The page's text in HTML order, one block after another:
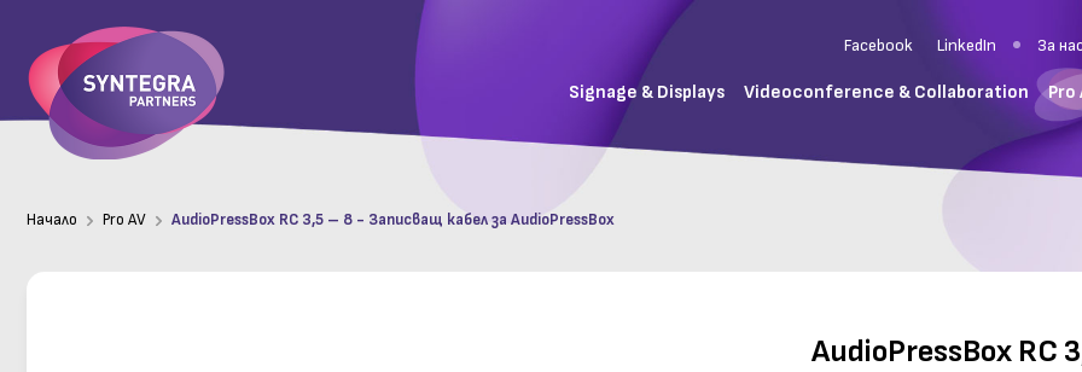
Facebook LinkedIn За
Signage & Displays Videoconference & Collaboration Pro
Начало Pro AV AudioPressBox RC 3,5 – 8 - Записващ кабел за AudioPressBox
AudioPressBox RC